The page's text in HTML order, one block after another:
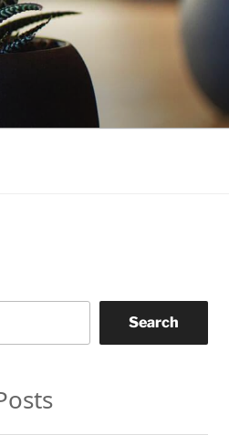
Search